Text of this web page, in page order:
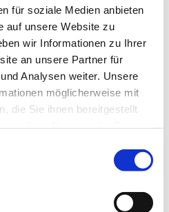
für soziale Medien anbieten
auf unsere Website zu
wir Informationen zu Ihrer
an unsere Partner für
Analysen weiter. Unsere
möglicherweise mit
die Sie ihnen bereitgestellt
werden, ist mit gut
Fähigkeiten jedoch